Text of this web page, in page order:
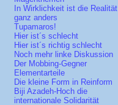
In Wirklichkeit ist die Realität
ganz anders
Tupamaros!
Hier ist´s schlecht
Hier ist´s richtig schlecht
Noch mehr linke Diskussion
Der Mobbing-Gegner
Elementarteile
Die kleine Form in Reinform
Biji Azadeh-Hoch die
internationale Solidarität